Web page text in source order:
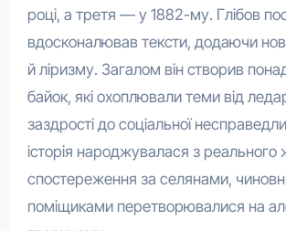
році, а третя — у 1882-му. Глібов
вдосконалював тексти, додаючи
й ліризму. Загалом він створив
байок, які охоплювали теми від
заздрості до соціальної
історія народжувалася з реального
спостереження за селянами,
поміщиками перетворювалися на